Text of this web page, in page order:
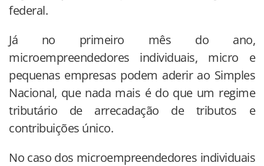
federal.
Já no primeiro mês do ano,
microempreendedores individuais, micro e
pequenas empresas podem aderir ao Simples
Nacional, que nada mais é do que um regime
tributário de arrecadação de tributos e
contribuições único.
No caso dos microempreendedores individuais